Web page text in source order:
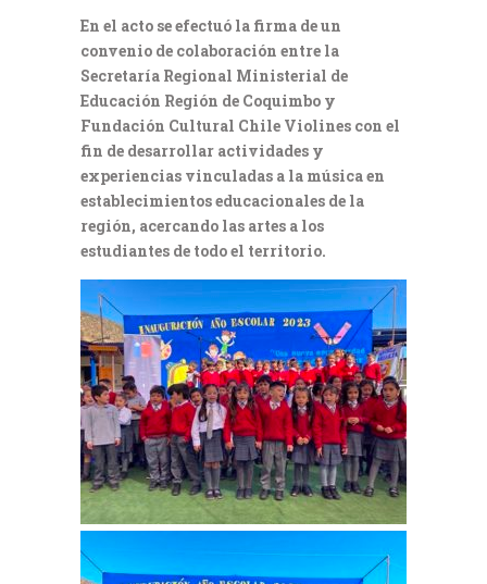
En el acto se efectuó la firma de un
convenio de colaboración entre la
Secretaría Regional Ministerial de
Educación Región de Coquimbo y
Fundación Cultural Chile Violines con el
fin de desarrollar actividades y
experiencias vinculadas a la música en
establecimientos educacionales de la
región, acercando las artes a los
estudiantes de todo el territorio.